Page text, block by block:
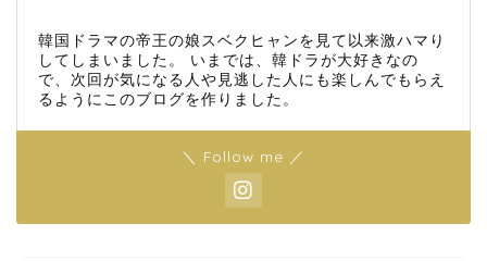
韓国ドラマの帝王の娘スベクヒャンを見て以来激ハマり
してしまいました。 いまでは、韓ドラが大好きなの
で、次回が気になる人や見逃した人にも楽しんでもらえ
るようにこのブログを作りました。
＼ Follow me ／